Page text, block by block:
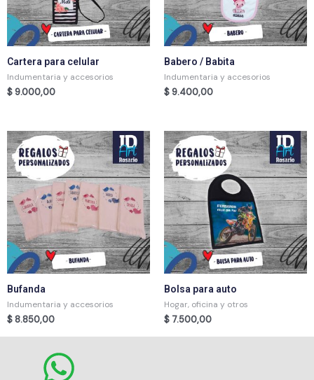
Cartera para celular
Indumentaria y accesorios
$9.000,00
Babero / Babita
Indumentaria y accesorios
$9.400,00
Bufanda
Indumentaria y accesorios
$8.850,00
Bolsa para auto
Hogar, oficina y otros
$ 7.500,00